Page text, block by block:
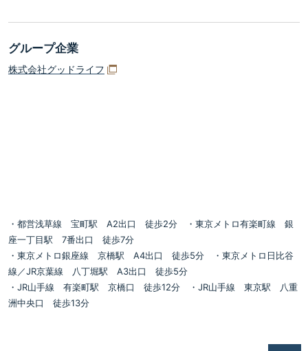
グループ企業
株式会社グッドライフ
・都営浅草線 宝町駅 A2出口 徒歩2分 ・東京メトロ有楽町線 銀
座一丁目駅 7番出口 徒歩7分
・東京メトロ銀座線 京橋駅 A4出口 徒歩5分 ・東京メトロ日比谷
線／JR京葉線 八丁堀駅 A3出口 徒歩5分
・JR山手線 有楽町駅 京橋口 徒歩12分 ・JR山手線 東京駅 八重
洲中央口 徒歩13分